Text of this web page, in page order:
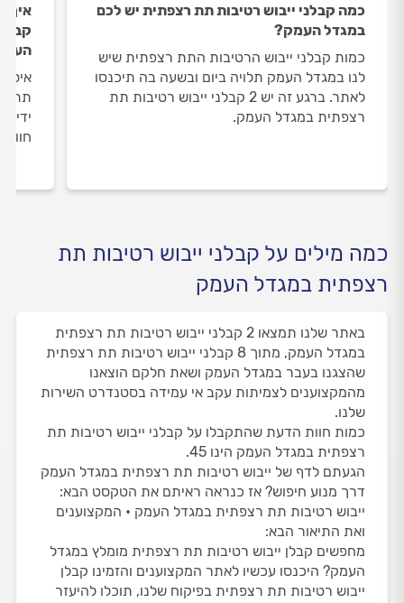
כמה קבלני ייבוש רטיבות תת רצפתית יש לכם
במגדל העמק?
כמות קבלני ייבוש הרטיבות התת רצפתית שיש
לנו במגדל העמק תלויה ביום ובשעה בה תיכנסו
לאתר. ברגע זה יש 2 קבלני ייבוש רטיבות תת
רצפתית במגדל העמק.
איך
תת
ידי
כמה מילים על קבלני ייבוש רטיבות תת
רצפתית במגדל העמק
באתר שלנו תמצאו 2 קבלני ייבוש רטיבות תת רצפתית
במגדל העמק, מתוך 8 קבלני ייבוש רטיבות תת רצפתית
שהצגנו בעבר במגדל העמק ושאת חלקם הוצאנו
מהמקצוענים לצמיתות עקב אי עמידה בסטנדרט השירות
שלנו.
כמות חוות הדעת שהתקבלו על קבלני ייבוש רטיבות תת
רצפתית במגדל העמק הינו 45.
הגעתם לדף של ייבוש רטיבות תת רצפתית במגדל העמק
דרך מנוע חיפוש? אז כנראה ראיתם את הטקסט הבא:
ייבוש רטיבות תת רצפתית במגדל העמק • המקצוענים
ואת התיאור הבא:
מחפשים קבלן ייבוש רטיבות תת רצפתית מומלץ במגדל
העמק? היכנסו עכשיו לאתר המקצוענים והזמינו קבלן
ייבוש רטיבות תת רצפתית בפיקוח שלנו, תוכלו להיעזר